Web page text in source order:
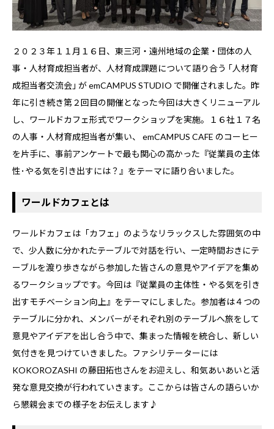
２０２３年１１月１６日、東三河・遠州地域の企業・団体の人
事・人材育成担当者が、人材育成課題について語り合う ｢人材育
成担当者交流会｣ が emCAMPUS STUDIO で開催されました。昨
年に引き続き第２回目の開催となった今回は大きくリニューアル
し、ワールドカフェ形式でワークショップを実施。１６社１７名
の人事・人材育成担当者が集い、 emCAMPUS CAFE のコーヒー
を片手に、事前アンケートで最も関心の高かった『従業員の主体
性･やる気を引き出すには？』をテーマに語り合いました。
ワールドカフェとは
ワールドカフェは「カフェ」のようなリラックスした雰囲気の中
で、少人数に分かれたテーブルで対話を行い、一定時間おきにテ
ーブルを渡り歩きながら参加した皆さんの意見やアイデアを集め
るワークショップです。今回は『従業員の主体性・やる気を引き
出すモチベーション向上』をテーマにしました。参加者は４つの
テーブルに分かれ、メンバーがそれぞれ別のテーブルへ旅をして
意見やアイデアを出し合う中で、集まった情報を統合し、新しい
気付きを見つけていきました。ファシリテーターには
KOKOROZASHI の藤田拓也さんをお迎えし、和気あいあいと活
発な意見交換が行われていきます。ここからは皆さんの語らいか
ら懇親会までの様子をお伝えします♪